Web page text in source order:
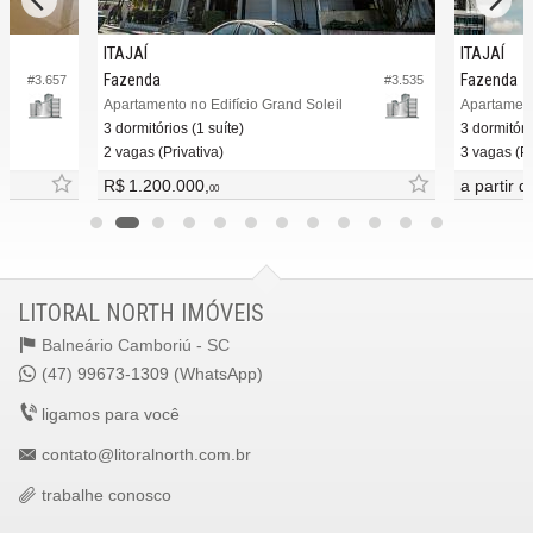
#3.657 #3.535
ITAJAÍ
Fazenda
Apartamento no Edifício Grand Soleil
3 dormitórios (1 suíte)
2 vagas (Privativa)
R$ 1.200.000, 00
ITAJAÍ
Fazenda
3
3 vagas
a partir
LITORAL NORTH IMÓVEIS
Balneário Camboriú - SC
(47) 99673-1309 (WhatsApp)
ligamos para você
contato@litoralnorth.com.br
trabalhe conosco